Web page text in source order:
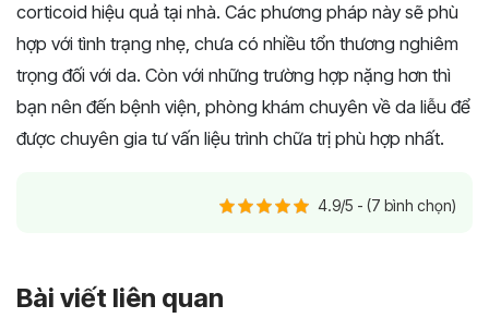
corticoid hiệu quả tại nhà. Các phương pháp này sẽ phù
hợp với tình trạng nhẹ, chưa có nhiều tổn thương nghiêm
trọng đối với da. Còn với những trường hợp nặng hơn thì
bạn nên đến bệnh viện, phòng khám chuyên về da liễu để
được chuyên gia tư vấn liệu trình chữa trị phù hợp nhất.
4.9/5 - (7 bình chọn)
Bài viết liên quan